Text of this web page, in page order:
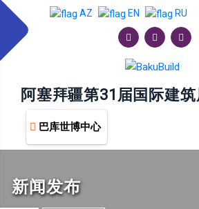
AZ EN RU
阿塞拜疆第31届国际建
巴库世博中心
新闻发布